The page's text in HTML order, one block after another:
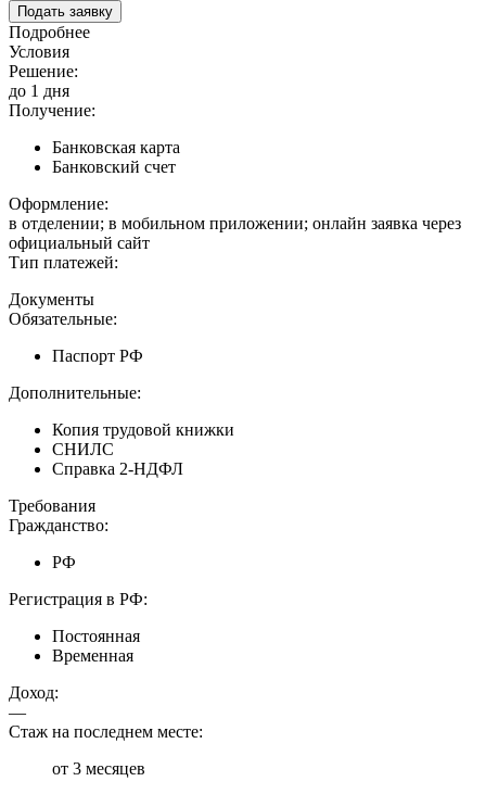
Подать заявку
Подробнее
Условия
Решение:
до 1 дня
Получение:
Банковская карта
Банковский счет
Оформление:
в отделении; в мобильном приложении; онлайн заявка через
официальный сайт
Тип платежей:
Документы
Обязательные:
Паспорт РФ
Дополнительные:
Копия трудовой книжки
СНИЛС
Справка 2-НДФЛ
Требования
Гражданство:
РФ
Регистрация в РФ:
Постоянная
Временная
Доход:
—
Стаж на последнем месте:
от 3 месяцев